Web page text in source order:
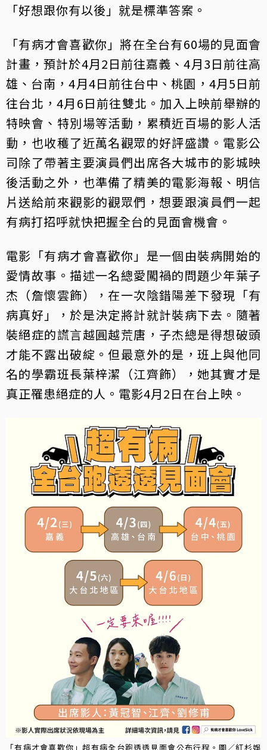
「好想跟你有以後」就是標準答案。
「有病才會喜歡你」將在全台有60場的見面會
計畫，預計於4月2日前往嘉義、4月3日前往高
雄、台南，4月4日前往台中、桃園，4月5日前
往台北，4月6日前往雙北。加入上映前舉辦的
特映會、特別場等活動，累積近百場的影人活
動，也收穫了近萬名觀眾的好評盛讚。電影公
司除了帶著主要演員們出席各大城市的影城映
後活動之外，也準備了精美的電影海報、明信
片送給前來觀影的觀眾們，想要跟演員們一起
有病打招呼就快把握全台的見面會機會。
電影「有病才會喜歡你」是一個由裝病開始的
愛情故事。描述一名總愛闖禍的問題少年葉子
杰（詹懷雲飾），在一次陰錯陽差下發現「有
病真好」，於是決定將計就計裝病下去。隨著
裝絕症的謊言越圓越荒唐，子杰總是得想破頭
才能不露出破綻。但最意外的是，班上與他同
名的學霸班長葉梓潔（江齊飾），她其實才是
真正罹患絕症的人。電影4月2日在台上映。
「有病才會喜歡你」超有病全台跑透透見面會公布行程。圖／紅杉娛